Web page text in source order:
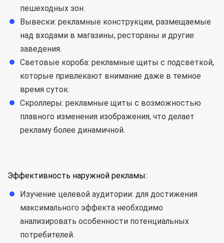
пешеходных зон.
Вывески: рекламные конструкции, размещаемые
над входами в магазины, рестораны и другие
заведения.
Световые короба: рекламные щиты с подсветкой,
которые привлекают внимание даже в темное
время суток.
Скроллеры: рекламные щиты с возможностью
плавного изменения изображения, что делает
рекламу более динамичной.
Эффективность наружной рекламы:
Изучение целевой аудитории: для достижения
максимального эффекта необходимо
анализировать особенности потенциальных
потребителей.